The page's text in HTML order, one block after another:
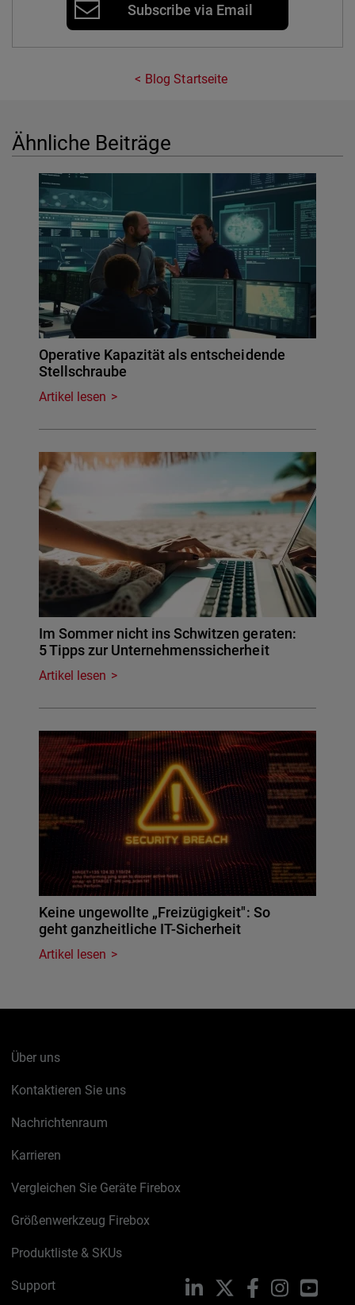
Subscribe via Email
Blog Startseite
Ähnliche Beiträge
Operative Kapazität als entscheidende
Stellschraube
Artikel lesen
Im Sommer nicht ins Schwitzen geraten:
5 Tipps zur Unternehmenssicherheit
Artikel lesen
Keine ungewollte „Freizügigkeit": So
geht ganzheitliche IT-Sicherheit
Artikel lesen
Über uns
Kontaktieren Sie uns
Nachrichtenraum
Karrieren
Vergleichen Sie Geräte Firebox
Größenwerkzeug Firebox
Produktliste & SKUs
Support LinkedIn FacebookInstagram